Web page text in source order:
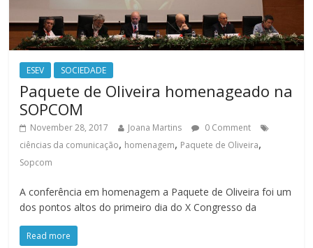
ESEV SOCIEDADE
Paquete de Oliveira homenageado na
SOPCOM
November 28, 2017 Joana Martins
0 Comment
ciências da comunicação, homenagem, Paquete de Oliveira,
Sopcom
A conferência em homenagem a Paquete de Oliveira foi um
dos pontos altos do primeiro dia do X Congresso da
Read more